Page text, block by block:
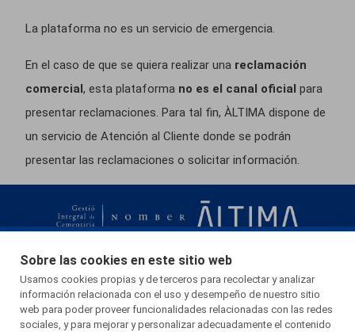
La plataforma no es un servicio de emergencia.
En el caso de que se quiera realizar una reclamación
comercial, esta plataforma no es el canal oficial para
presentar reclamaciones. Para tal fin, ÀLTIMA dispone de
un servicio de Atención al Cliente donde se podrán
presentar las reclamaciones o solicitar información.
936 730 535
Crta. C-1413a, km 4,5
08754 El Papiol - BARCELONA
Sobre las cookies en este sitio web
Usamos cookies propias y de terceros para recolectar y analizar
información relacionada con el uso y desempeño de nuestro sitio
web para poder proveer funcionalidades relacionadas con las redes
sociales, y para mejorar y personalizar adecuadamente el contenido
los anuncios, ofrecer funciones de redes sociales y analizar el tráfico.
Además, compartimos información sobre el uso que haga del sitio web